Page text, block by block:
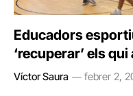
Educadors
‘recuperar’ els
Víctor Saura febrer 2,